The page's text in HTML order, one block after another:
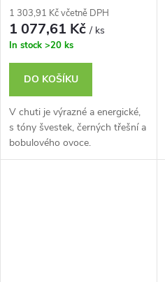
1 303,91 Kč včetně DPH
1 077,61 Kč/ ks
In stock >20 ks
DO KOŠÍKU
V chuti je výrazné a energické,
s tóny švestek, černých třešní a
bobulového ovoce.